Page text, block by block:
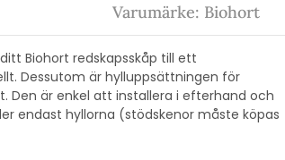
Biohort redskapsskåp till ett
Dessutom är hylluppsättningen för
Den är enkel att installera i efterhand och
endast hyllorna (stödskenor måste köpas
Varumärke: Biohort